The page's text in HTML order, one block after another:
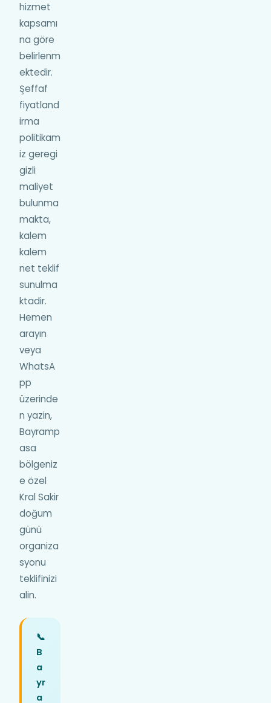
hizmet
kapsamı
na göre
belirlenm
ektedir.
Şeffaf
fiyatland
irma
politikam
iz geregi
gizli
maliyet
bulunma
makta,
kalem
kalem
net teklif
sunulma
ktadir.
Hemen
arayın
veya
WhatsA
pp
üzerinde
n yazin,
Bayramp
asa
bölgeniz
e özel
Kral Sakir
doğum
günü
organiza
syonu
teklifinizi
alin.
📞
B
a
yr
a